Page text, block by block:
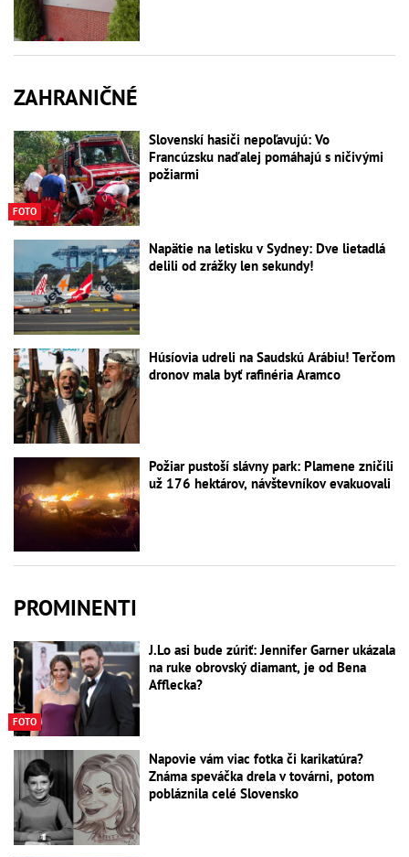
ZAHRANIČNÉ
FOTO
Slovenskí hasiči nepoľavujú: Vo
Francúzsku naďalej pomáhajú s ničivými
požiarmi
Napätie na letisku v Sydney: Dve lietadlá
delili od zrážky len sekundy!
Húsíovia udreli na Saudskú Arábiu! Terčom
dronov mala byť rafinéria Aramco
Požiar pustoší slávny park: Plamene zničili
už 176 hektárov, návštevníkov evakuovali
PROMINENTI
FOTO
J.Lo asi bude zúriť: Jennifer Garner ukázala
na ruke obrovský diamant, je od Bena
Afflecka?
Napovie vám viac fotka či karikatúra?
Známa speváčka drela v továrni, potom
pobláznila celé Slovensko